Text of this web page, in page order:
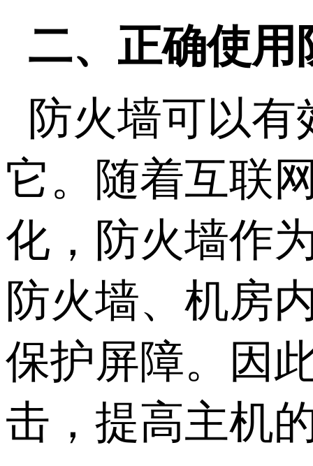
二、正确使用
防火墙可以
它。随着互联
化，防火墙作
防火墙、机房
保护屏障。因
击，提高主机